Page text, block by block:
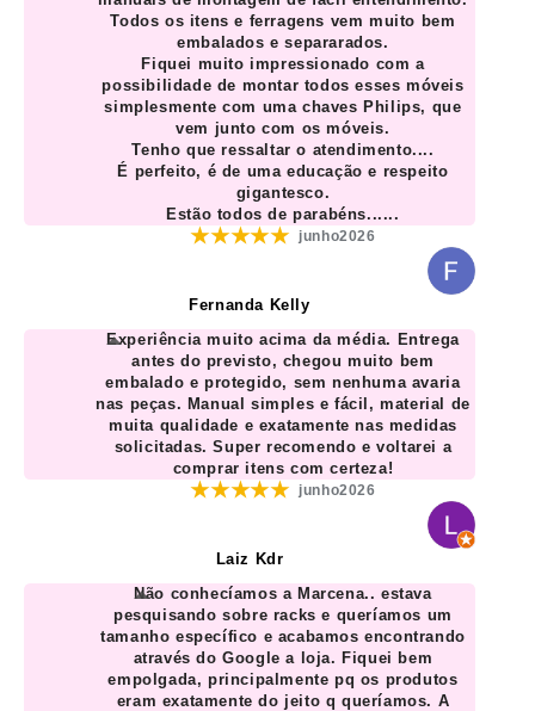
Todos os itens e ferragens vem muito bem
embalados e separarados.
Fiquei muito impressionado com a
possibilidade de montar todos esses móveis
simplesmente com uma chaves Philips, que
vem junto com os móveis.
Tenho que ressaltar o atendimento....
É perfeito, é de uma educação e respeito
gigantesco.
Estão todos de parabéns......
★★★★★ junho2026
Fernanda Kelly
Experiência muito acima da média. Entrega
antes do previsto, chegou muito bem
embalado e protegido, sem nenhuma avaria
nas peças. Manual simples e fácil, material de
muita qualidade e exatamente nas medidas
solicitadas. Super recomendo e voltarei a
comprar itens com certeza!
★★★★★ junho2026
Laiz Kdr
Não conhecíamos a Marcena.. estava
pesquisando sobre racks e queríamos um
tamanho específico e acabamos encontrando
através do Google a loja. Fiquei bem
empolgada, principalmente pq os produtos
eram exatamente do jeito q queríamos. A